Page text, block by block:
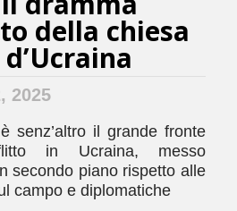
della chiesa
2025
senz’altro il grande fronte
in Ucraina, messo
secondo piano rispetto alle
campo e diplomatiche